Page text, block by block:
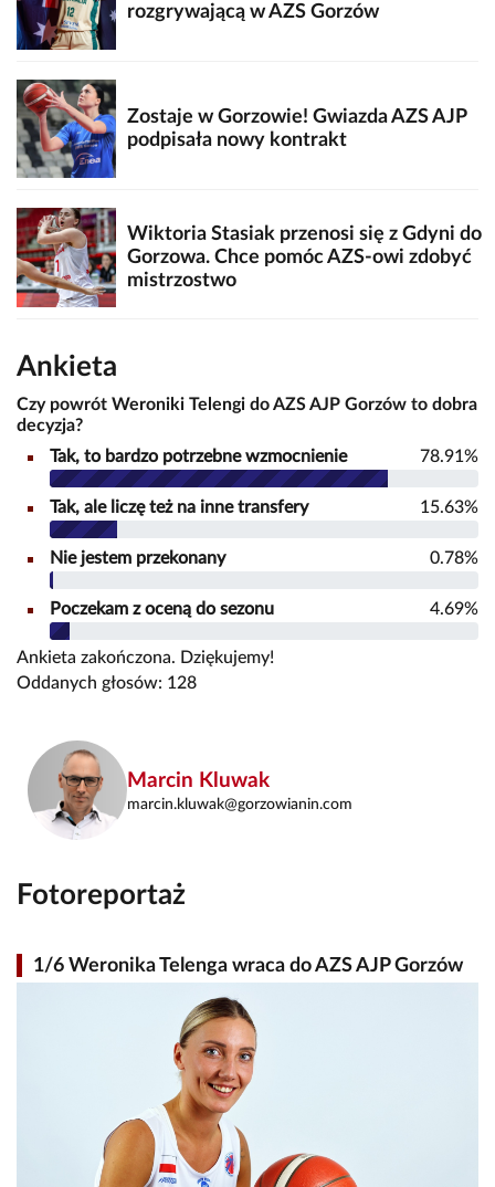
rozgrywającą w AZS Gorzów
Zostaje w Gorzowie! Gwiazda AZS AJP
podpisała nowy kontrakt
Wiktoria Stasiak przenosi się z Gdyni do
Gorzowa. Chce pomóc AZS-owi zdobyć
mistrzostwo
Ankieta
Czy powrót Weroniki Telengi do AZS AJP Gorzów to dobra
decyzja?
Tak, to bardzo potrzebne wzmocnienie
78.91%
Tak, ale liczę też na inne transfery 15.63%
Nie jestem przekonany 0.78%
Poczekam z oceną do sezonu 4.69%
Ankieta zakończona. Dziękujemy!
Oddanych głosów: 128
Marcin Kluwak
marcin.kluwak@gorzowianin.com
Fotoreportaż
1/6 Weronika Telenga wraca do AZS AJP Gorzów